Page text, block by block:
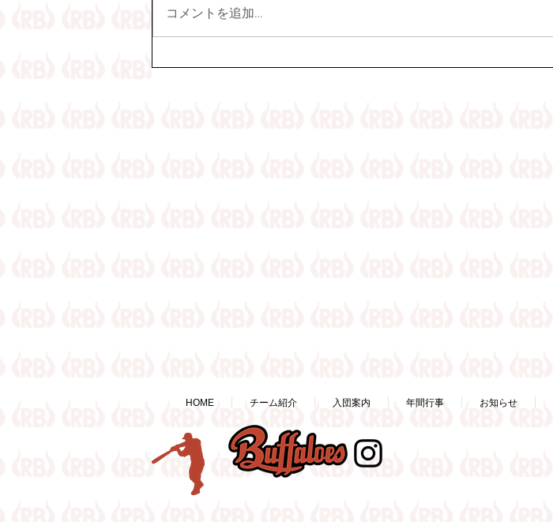
コメントを追加…
HOME チーム紹介 入団案内 年間行事 お知らせ